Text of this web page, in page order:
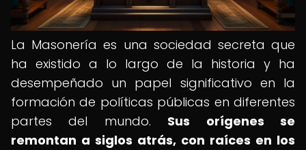
La Masonería es una sociedad secreta que
ha existido a lo largo de la historia y ha
desempeñado un papel significativo en la
formación de políticas públicas en diferentes
partes del mundo. Sus orígenes se
remontan a siglos atrás, con raíces en los